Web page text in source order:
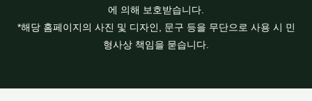
에 의해 보호받습니다.
*해당 홈페이지의 사진 및 디자인, 문구 등을 무단으로 사용 시 민
형사상 책임을 묻습니다.